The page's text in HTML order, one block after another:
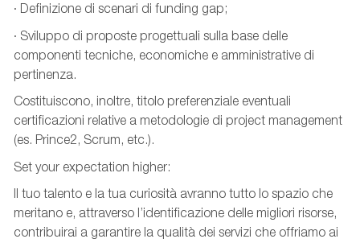
· Definizione di scenari di funding gap;
· Sviluppo di proposte progettuali sulla base delle
componenti tecniche, economiche e amministrative di
pertinenza.
Costituiscono, inoltre, titolo preferenziale eventuali
certificazioni relative a metodologie di project management
(es. Prince2, Scrum, etc.).
Set your expectation higher:
Il tuo talento e la tua curiosità avranno tutto lo spazio che
meritano e, attraverso l’identificazione delle migliori risorse,
contribuirai a garantire la qualità dei servizi che offriamo ai